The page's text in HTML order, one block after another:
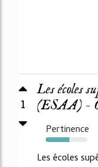
1
Les écoles
(ESAA) -
Pertinence
57%
Les écoles